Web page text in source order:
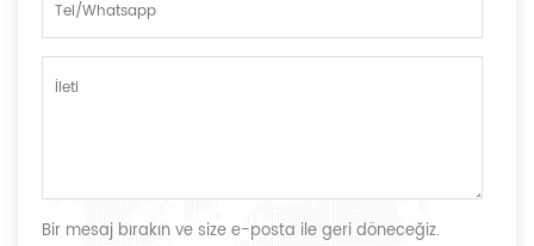
Bir mesaj bırakın ve size e-posta ile geri döneceğiz.